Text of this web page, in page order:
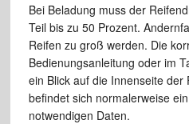
Bei Beladung muss der
Teil bis zu 50 Prozent.
Reifen zu groß werden. Die
Bedienungsanleitung oder im
ein Blick auf die Innenseite
befindet sich normalerweise
notwendigen Daten.